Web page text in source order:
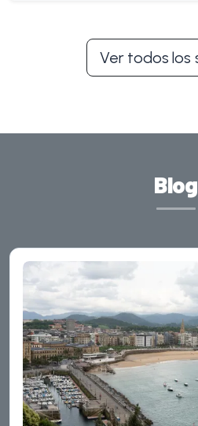
Ver todos los
Blog